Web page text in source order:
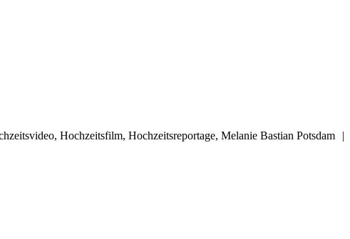
Hochzeitsfilm, Hochzeitsreportage, Melanie Bastian Potsdam
|